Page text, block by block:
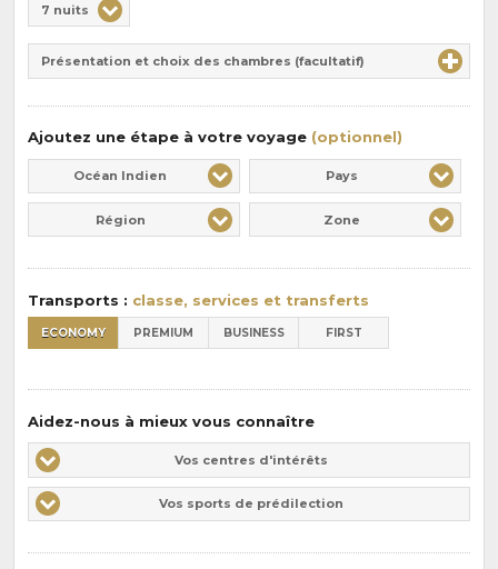
de
pension
:
Durée
7 nuits
Présentation et choix des chambres (facultatif)
Ajoutez une étape à votre voyage (optionnel)
Océan Indien Pays
Région Zone
Transports : classe, services et transferts
ECONOMY PREMIUM BUSINESS FIRST
Aidez-nous à mieux vous connaître
Vos
centres
d'intérêts
Vos centres d'intérêts
Vos
sports
Vos sports de prédilection